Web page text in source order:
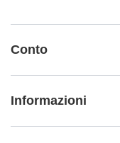
Conto
Informazioni